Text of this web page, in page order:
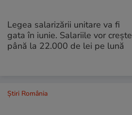
Legea salarizării unitare va fi
gata în iunie. Salariile vor crește
până la 22.000 de lei pe lună
Știri România